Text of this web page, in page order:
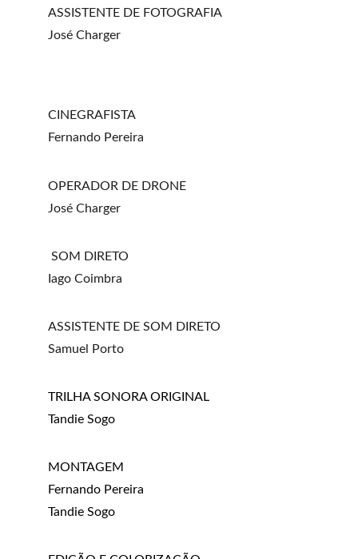
ASSISTENTE DE FOTOGRAFIA
José Charger
CINEGRAFISTA
Fernando Pereira
OPERADOR DE DRONE
José Charger
SOM DIRETO
Iago Coimbra
ASSISTENTE DE SOM DIRETO
Samuel Porto
TRILHA SONORA ORIGINAL
Tandie Sogo
MONTAGEM
Fernando Pereira
Tandie Sogo